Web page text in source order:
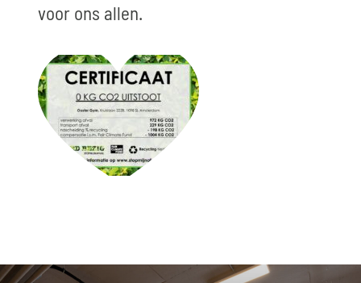
voor ons allen.